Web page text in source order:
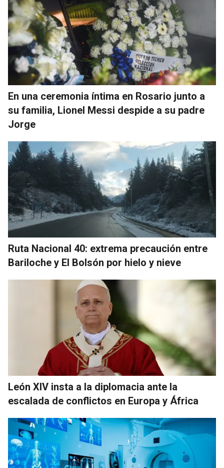
En una ceremonia íntima en Rosario junto a
su familia, Lionel Messi despide a su padre
Jorge
Ruta Nacional 40: extrema precaución entre
Bariloche y El Bolsón por hielo y nieve
León XIV insta a la diplomacia ante la
escalada de conflictos en Europa y África